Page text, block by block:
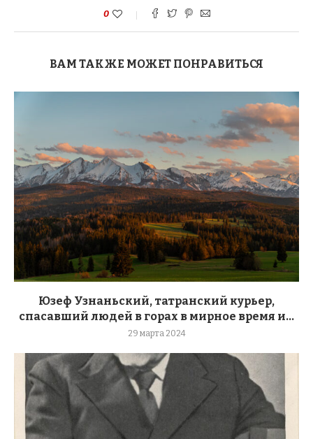
0
ВАМ ТАКЖЕ МОЖЕТ ПОНРАВИТЬСЯ
Юзеф Узнаньский, татранский курьер,
спасавший людей в горах в мирное время и...
29 марта 2024